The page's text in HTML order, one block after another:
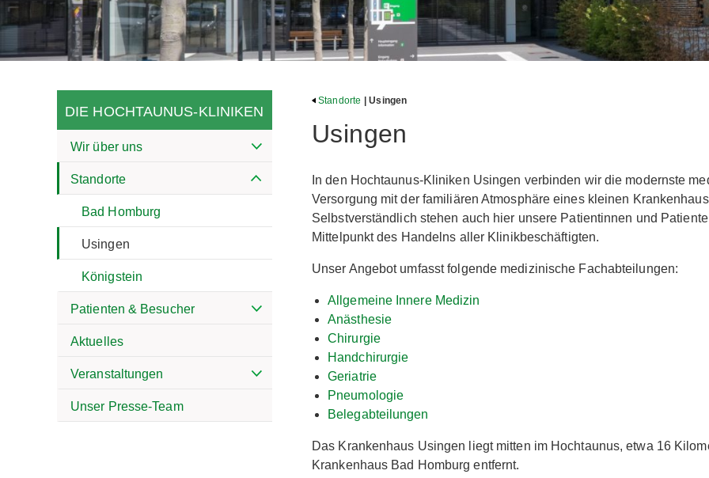
DIE HOCHTAUNUS-KLINIKEN
Wir über uns
Standorte
Bad Homburg
Usingen
Königstein
Patienten & Besucher
Aktuelles
Veranstaltungen
Unser Presse-Team
Standorte | Usingen
Usingen
In den Hochtaunus-Kliniken Usingen verbinden wir die modernste
Versorgung mit der familiären Atmosphäre eines kleinen
Selbstverständlich stehen auch hier unsere Patientinnen und
Mittelpunkt des Handelns aller Klinikbeschäftigten.
Unser Angebot umfasst folgende medizinische Fachabteilungen:
Allgemeine Innere Medizin
Anästhesie
Chirurgie
Handchirurgie
Geriatrie
Pneumologie
Belegabteilungen
Das Krankenhaus Usingen liegt mitten im Hochtaunus, etwa 16
Krankenhaus Bad Homburg entfernt.